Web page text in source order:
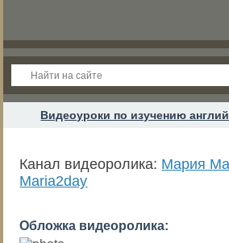
Видеоуроки по изучению
Канал видеоролика: Мария
Maria2day
Обложка видеоролика: